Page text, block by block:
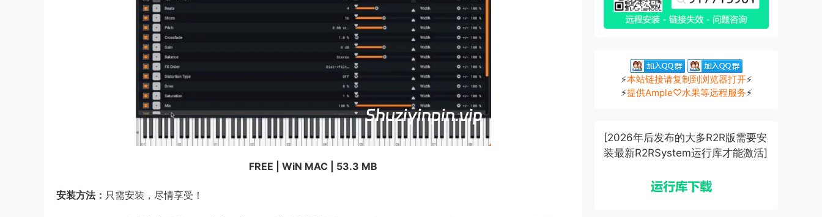
FREE | WiN MAC | 53.3 MB
安装方法： 只需安装，尽情享受！
⚡本站链接请复制到浏览器打开⚡
⚡提供Ample♡水果等远程服务⚡
[2026年后发布的大多R2R版需要安
装最新R2RSystem运行库才能激活]